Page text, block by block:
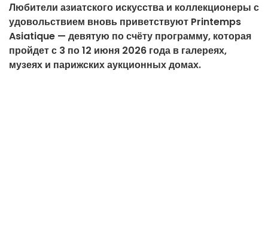
Любители азиатского искусства и коллекционеры с
удовольствием вновь приветствуют Printemps
Asiatique — девятую по счёту программу, которая
пройдет с 3 по 12 июня 2026 года в галереях,
музеях и парижских аукционных домах.